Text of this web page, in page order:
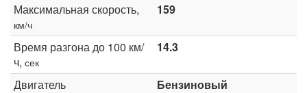
Максимальная скорость,
км/ч
159
Время разгона до 100 км/
ч, сек
14.3
Двигатель
Бензиновый